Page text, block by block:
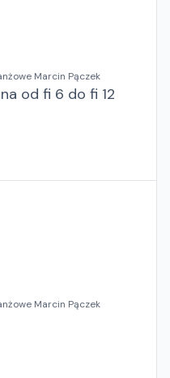
Marcin Pączek
od fi 6 do fi 12
Marcin Pączek